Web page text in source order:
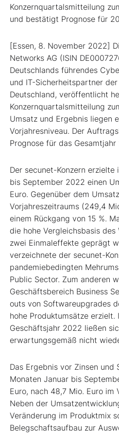
Konzernquartalsmitteilung
und bestätigt Prognose für
[Essen, 8. November 2022]
Networks AG (ISIN
Deutschlands führendes
und IT-Sicherheitspartner
Deutschland, veröffentlicht
Konzernquartalsmitteilung
Umsatz und Ergebnis liegen
Vorjahresniveau. Der
Prognose für das
Der secunet-Konzern erzielte
bis September 2022 einen
Euro. Gegenüber dem
Vorjahreszeitraums (249,4
einem Rückgang von 15 %.
die hohe Vergleichsbasis des
zwei Einmaleffekte geprägt
verzeichnete der secunet-
pandemiebedingten
Public Sector. Zum anderen
Geschäftsbereich Business
outs von Softwareupgrades
hohe Produktumsätze erzielt.
Geschäftsjahr 2022 ließen
erwartungsgemäß nicht
Das Ergebnis vor Zinsen und
Monaten Januar bis
Euro, nach 48,7 Mio. Euro im
Neben der
Veränderung im Produktmix
Belegschaftsaufbau zur